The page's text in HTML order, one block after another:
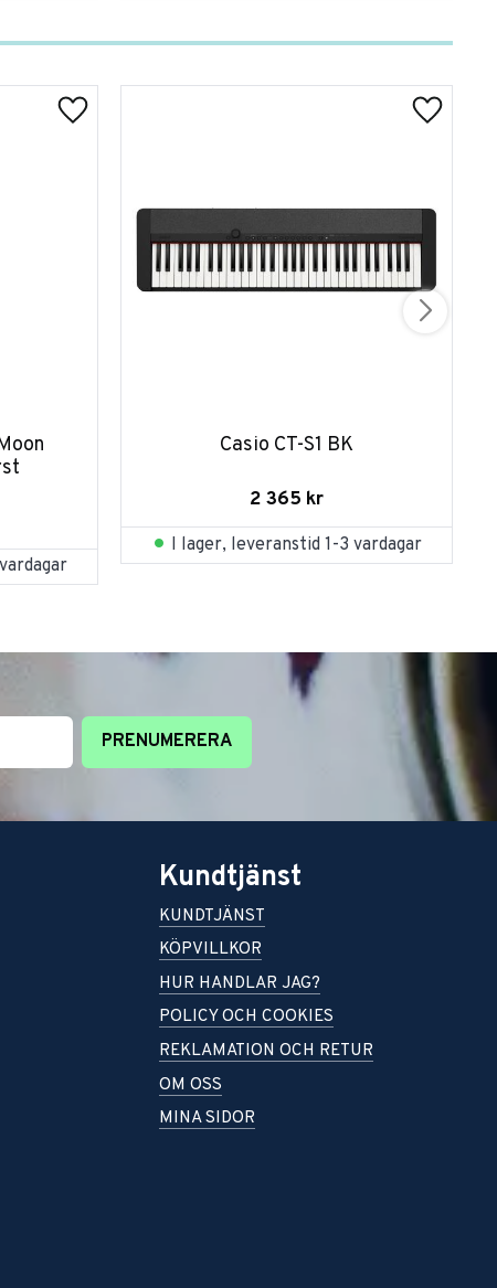
Casio CT-S1 BK
2 365 kr
I lager, leveranstid 1-3 vardagar
PRENUMERERA
Kundtjänst
KUNDTJÄNST
KÖPVILLKOR
HUR HANDLAR JAG?
POLICY OCH COOKIES
REKLAMATION OCH RETUR
OM OSS
MINA SIDOR